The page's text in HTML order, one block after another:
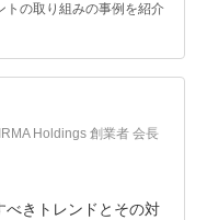
トの取り組みの事例を紹介
Holdings 創業者 会長
きトレンドとその対